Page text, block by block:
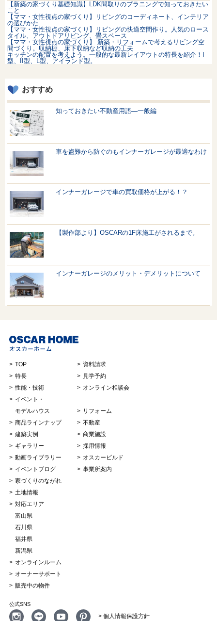
【新築の家づくり基礎知識】LDK間取りのプラニングで知っておきたい
こと
【ママ・女性視点の家づくり】リビングのコーディネート、インテリア
の選びかた
【ママ・女性視点の家づくり】リビングの快適空間作り。人気のロース
タイル、アウトドアリビング、畳スペース
【ママ・女性視点の家づくり】 新築・リフォームで考えるリビング空
間づくり。収納棚、床下収納など収納の工夫
キッチンの配置を考えよう。一般的な最新レイアウトの特長を紹介！I
型、II型、L型、アイランド型。
おすすめ
知っておきたい不動産用語—一般編
車を盗難から防ぐのもインナーガレージが最適なわけ
インナーガレージで車の買取価格が上がる！？
【製作部より】OSCARの1F床施工がされるまで。
インナーガレージのメリット・デメリットについて
TOP
特長
性能・技術
イベント・
モデルハウス
商品ラインナップ
建築実例
ギャラリー
動画ライブラリー
イベントブログ
家づくりのながれ
土地情報
対応エリア
富山県
石川県
福井県
新潟県
オンラインルーム
オーナーサポート
販売中の物件
資料請求
見学予約
オンライン相談会
リフォーム
不動産
商業施設
採用情報
オスカービルド
事業所案内
公式SNS
> 個人情報保護方針